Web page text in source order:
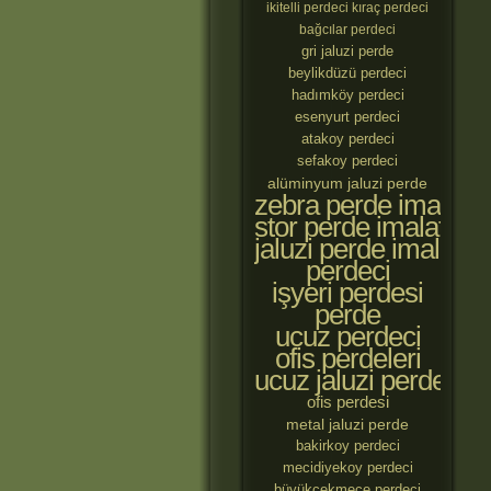
ikitelli perdeci kıraç perdeci
bağcılar perdeci
gri jaluzi perde
beylikdüzü perdeci
hadımköy perdeci
esenyurt perdeci
atakoy perdeci
sefakoy perdeci
alüminyum jaluzi perde
zebra perde
stor perde imalatçıları
jaluzi perde
perdeci
işyeri perdesi
perde
ucuz perdeci
ofis perdeleri
ucuz jaluzi perde
ofis perdesi
metal jaluzi perde
bakirkoy perdeci
mecidiyekoy perdeci